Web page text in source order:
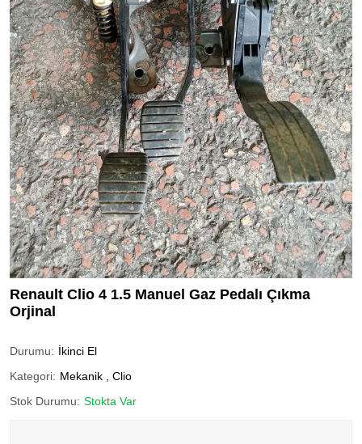
Renault Clio 4 1.5 Manuel Gaz Pedalı Çıkma
Orjinal
Durumu: İkinci El
Kategori: Mekanik , Clio
Stok Durumu: Stokta Var